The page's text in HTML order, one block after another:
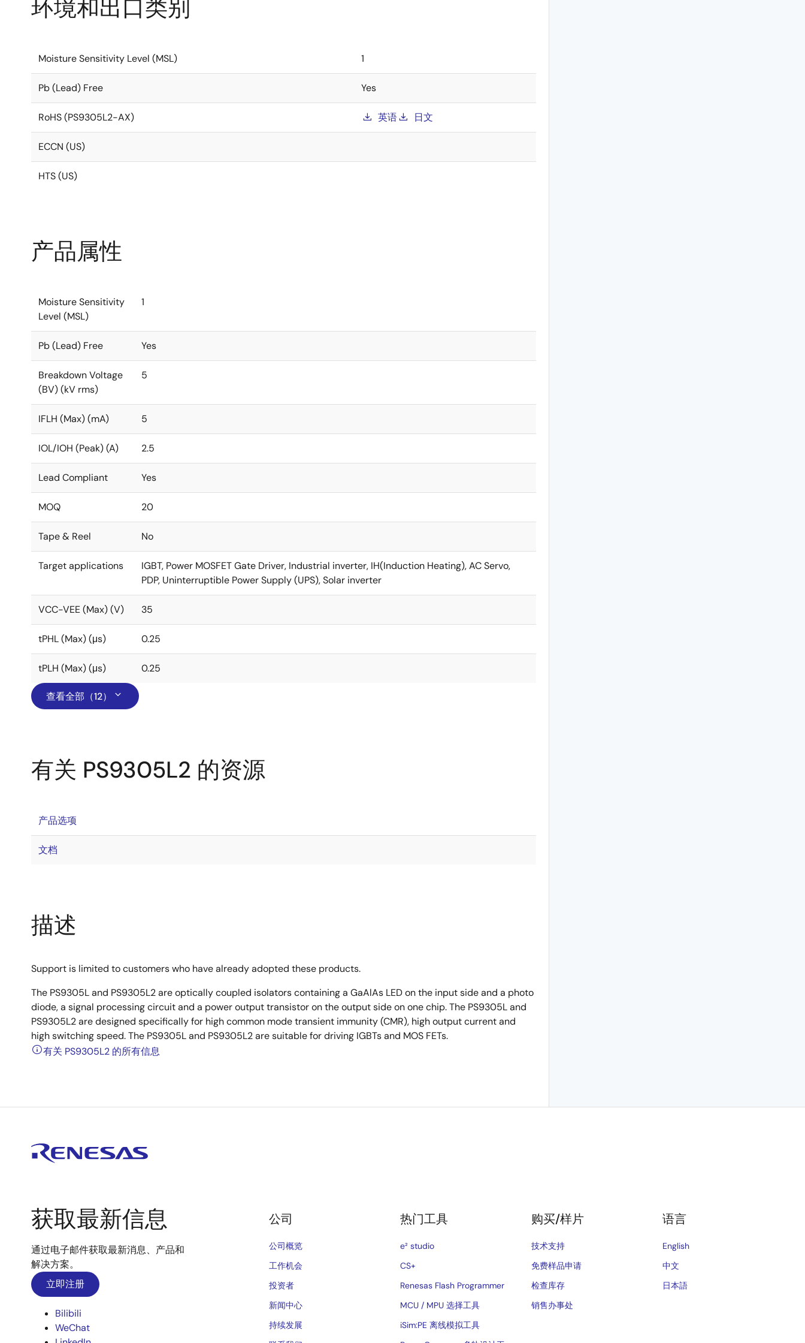
环境和出口类别
Moisture Sensitivity Level (MSL) 1
Pb (Lead) Free Yes
RoHS (PS9305L2-AX) 英语 日文
ECCN (US)
HTS (US)
产品属性
Moisture Sensitivity
Level (MSL)
1
Pb (Lead) Free Yes
Breakdown Voltage
(BV) (kV rms)
5
IFLH (Max) (mA) 5
IOL/IOH (Peak) (A) 2.5
Lead Compliant Yes
MOQ 20
Tape & Reel No
Target applications
IGBT, Power MOSFET Gate Driver, Industrial inverter, IH(Induction Heating), AC Servo,
PDP, Uninterruptible Power Supply (UPS), Solar inverter
VCC-VEE (Max) (V) 35
tPHL (Max) (μs) 0.25
tPLH (Max) (μs) 0.25
查看全部（12）
有关 PS9305L2 的资源
产品选项
文档
描述
Support is limited to customers who have already adopted these products.
The PS9305L and PS9305L2 are optically coupled isolators containing a GaAlAs LED on the input side and a photo
diode, a signal processing circuit and a power output transistor on the output side on one chip. The PS9305L and
PS9305L2 are designed specifically for high common mode transient immunity (CMR), high output current and
high switching speed. The PS9305L and PS9305L2 are suitable for driving IGBTs and MOS FETs.
有关 PS9305L2 的所有信息
获取最新信息
通过电子邮件获取最新消息、产品和
解决方案。
立即注册
Bilibili
WeChat
公司
公司概览
工作机会
投资者
新闻中心
持续发展
热门工具
e² studio
CS+
Renesas Flash Programmer
MCU / MPU 选择工具
iSim:PE 离线模拟工具
购买/样片
技术支持
免费样品申请
检查库存
销售办事处
语言
English
中文
日本語